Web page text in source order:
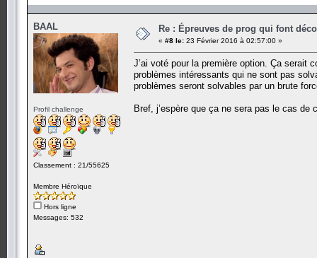
BAAL
Profil challenge
Classement : 21/55625
Membre Héroïque
Hors ligne
Messages: 532
Re : Épreuves de prog qui font
« #8 le: 23 Février 2016 à 02:57:00 »
J’ai voté pour la première option. Ça serait
problèmes intéressants qui ne sont pas
problèmes seront solvables par un brute
Bref, j’espère que ça ne sera pas le cas de